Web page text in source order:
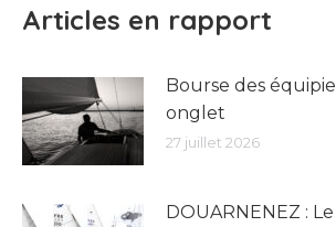
Articles en rapport
Bourse des
onglet
27 juillet 2026
DOUARNENEZ :